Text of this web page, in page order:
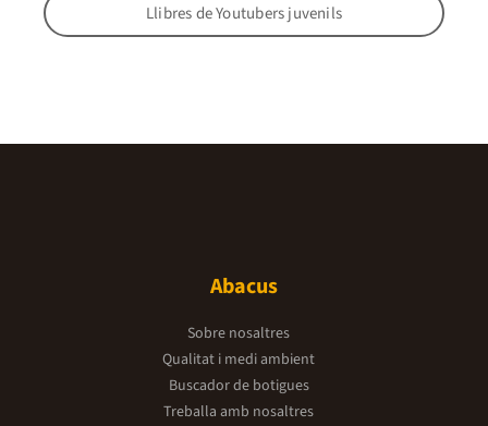
Llibres de Youtubers juvenils
Abacus
Sobre nosaltres
Qualitat i medi ambient
Buscador de botigues
Treballa amb nosaltres